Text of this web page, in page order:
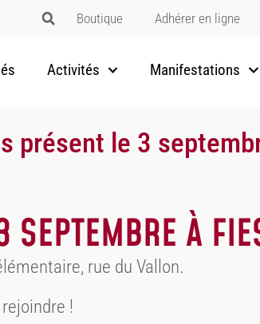
Boutique Adhérer en ligne
Activités Manifestations
présent le 3
À
rue du Vallon.
!